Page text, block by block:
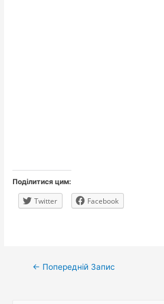
Поділитися цим:
Twitter Facebook
Навігація
← Попередній Запис